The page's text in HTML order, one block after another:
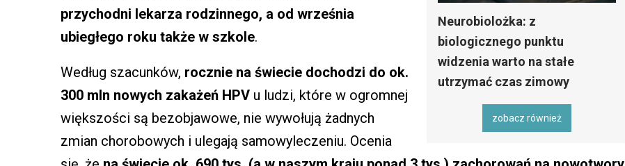
Neurobiolożka: z
biologicznego punktu
widzenia warto na stałe
utrzymać czas zimowy
zobacz również
przychodni lekarza rodzinnego, a od września
ubiegłego roku także w szkole.
Według szacunków, rocznie na świecie dochodzi do ok.
300 mln nowych zakażeń HPV u ludzi, które w ogromnej
większości są bezobjawowe, nie wywołują żadnych
zmian chorobowych i ulegają samowyleczeniu. Ocenia